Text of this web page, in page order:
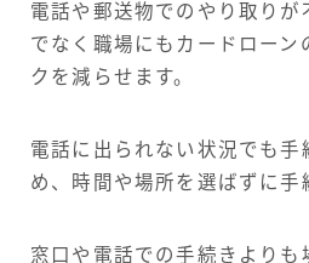
電話や郵送物でのやり取りが
でなく職場にもカードローン
クを減らせます。
電話に出られない状況でも手
め、時間や場所を選ばずに手
窓口や電話での手続きよりも